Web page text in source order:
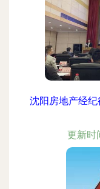
沈阳房地产经纪
更新时